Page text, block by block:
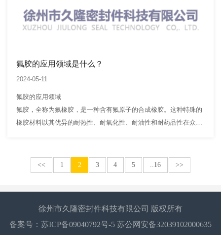
氟胶的应用领域是什么？
2024-05-11
氟胶的应用领域
氟胶，全称为氟橡胶，是一种含有氟原子的合成橡胶。这种特殊的
橡胶材料以其优异的耐热性、耐氧化性、耐油性和耐药品性在众多
<< 1 2 3 4 5 ..16 >>
徐州市久隆密封件科技有限公司 版权所有
备案号： 苏ICP备09040792号-5 苏公网安备32039102000635